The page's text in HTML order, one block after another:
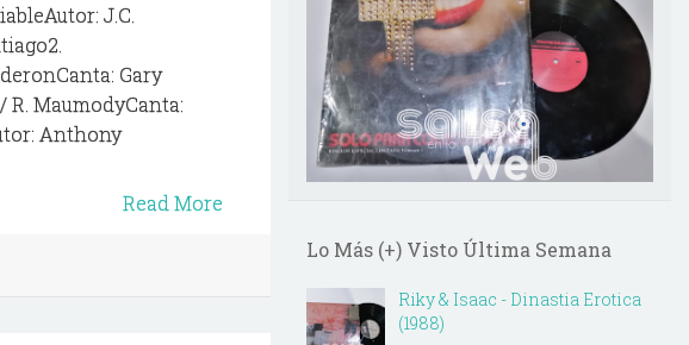
J.C.
Gary
R. MaumodyCanta:
Anthony
Read More
Lo Más (+) Visto Última Semana
Riky & Isaac - Dinastia Erotica
(1988)